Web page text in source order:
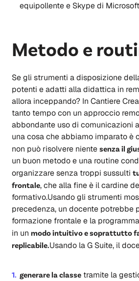
equipollente e Skype di
Metodo e
Se gli strumenti a disposizione
potenti e adatti alla didattica in
allora inceppando? In Cantiere
tanto tempo con un approccio
abbondante uso di comunicazioni
una cosa che abbiamo imparato è
non può risolvere niente senza il
un buon metodo e una routine
organizzare senza troppi sussulti
frontale, che alla fine è il cardine
formativo.Usando gli strumenti
precedenza, un docente potrebbe
formazione frontale e la
in un modo intuitivo e soprattutto
replicabile.Usando la G Suite, il
generare la classe tramite la